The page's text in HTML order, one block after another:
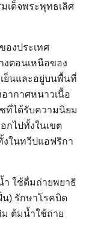
เด็จพระพุทธเลิศ
องประเทศ
ตอนเหนือของ
ย็นและอยู่บนพื้นที่
อากาศหนาวเนื้อ
ที่ได้รับความนิยม
กไปทั้งในเขต
งในทวีปแอฟริกา
ใช้ดื่มถ่ายพยาธิ
) รักษาโรคบิด
ม ต้มน้ำใช้ถ่าย